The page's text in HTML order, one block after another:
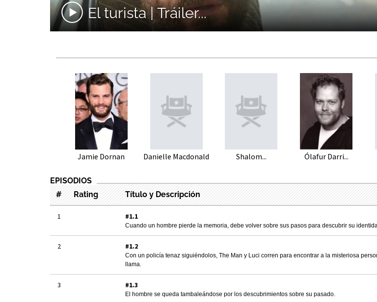
El turista | Tráiler...
Jamie Dornan Danielle Macdonald Shalom... Ólafur Darri...
EPISODIOS
#
Rating Título y Descripción
1 #1.1
Cuando un hombre pierde la memoria, debe volver sobre sus pasos para descubrir su
2 #1.2
Con un policía tenaz siguiéndolos, The Man y Luci corren para encontrar a la misteriosa
llama.
3 #1.3
El hombre se queda tambaleándose por los descubrimientos sobre su pasado.